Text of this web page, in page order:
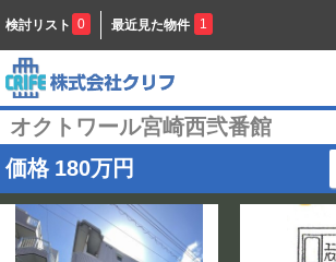
検討リスト 0 最近見た物件 1
オクトワール宮崎西弐番館
価格 180万円